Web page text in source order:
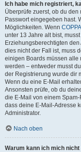
Ich habe mich registriert,
Überprüfe zuerst, ob du
Passwort eingegeben hast.
Möglichkeiten. Wenn COPPA
unter 13 Jahre alt bist,
Erziehungsberechtigten
dies nicht der Fall ist, muss
einigen Boards müssen alle
werden – entweder musst
der Registrierung wurde dir
Wenn du eine E-Mail
Ansonsten prüfe, ob du
die E-Mail von einem
dass deine E-Mail-Adresse
Administrator.
Nach oben
Warum kann ich mich nicht